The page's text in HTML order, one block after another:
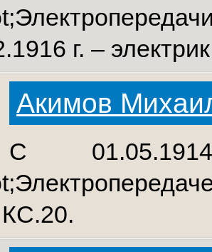
г. –
Акимов
С
КС.20.